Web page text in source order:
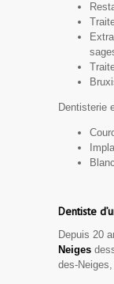
Dentisterie
Dentiste
Depuis 20
Neiges
des-